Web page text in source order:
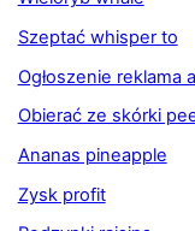
Szeptać whisper to
Ogłoszenie reklama
Obierać ze skórki
Ananas pineapple
Zysk profit